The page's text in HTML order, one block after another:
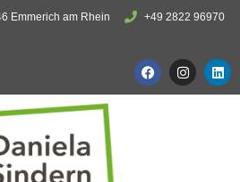
Emmerich am Rhein
+49 2822 96970